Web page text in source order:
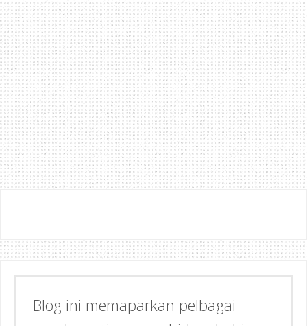
Blog ini memaparkan pelbagai
Semoga dapat memberi Manfaat &